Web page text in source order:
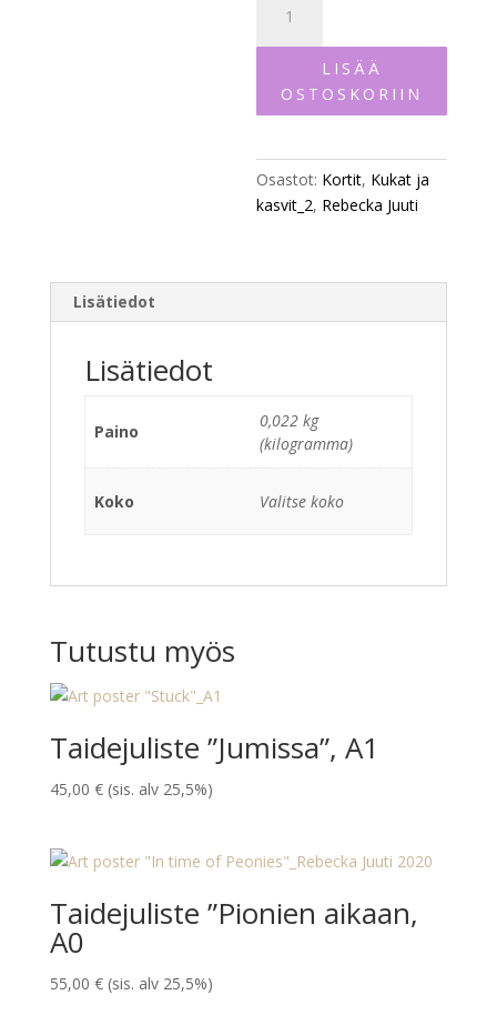
kukka",
2-
postikortti
LISÄÄ
OSTOSKORIIN
Osastot: Kortit, Kukat ja
kasvit_2, Rebecka Juuti
Lisätiedot
Lisätiedot
Paino
0,022 kg
(kilogramma)
Koko Valitse koko
Tutustu myös
Taidejuliste ”Jumissa”, A1
45,00 € (sis. alv 25,5%)
Taidejuliste ”Pionien aikaan,
A0
55,00 € (sis. alv 25,5%)